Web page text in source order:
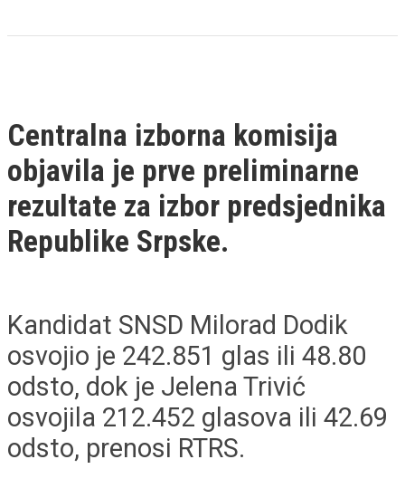
Centralna izborna komisija
objavila je prve preliminarne
rezultate za izbor predsjednika
Republike Srpske.
Kandidat SNSD Milorad Dodik
osvojio je 242.851 glas ili 48.80
odsto, dok je Јelena Trivić
osvojila 212.452 glasova ili 42.69
odsto, prenosi RTRS.